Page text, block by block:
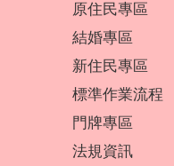
原住民專區
結婚專區
新住民專區
標準作業流程
門牌專區
法規資訊